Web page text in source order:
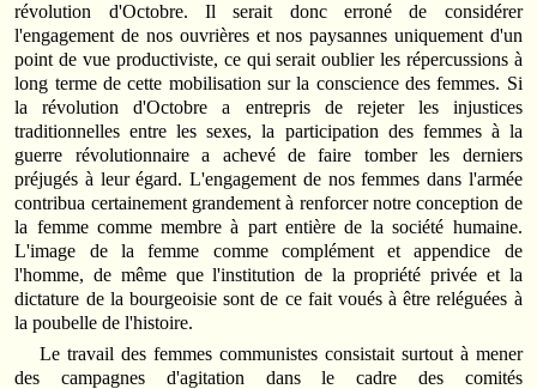
révolution d'Octobre. Il serait donc erroné de considérer
l'engagement de nos ouvrières et nos paysannes uniquement d'un
point de vue productiviste, ce qui serait oublier les répercussions à
long terme de cette mobilisation sur la conscience des femmes. Si
la révolution d'Octobre a entrepris de rejeter les injustices
traditionnelles entre les sexes, la participation des femmes à la
guerre révolutionnaire a achevé de faire tomber les derniers
préjugés à leur égard. L'engagement de nos femmes dans l'armée
contribua certainement grandement à renforcer notre conception de
la femme comme membre à part entière de la société humaine.
L'image de la femme comme complément et appendice de
l'homme, de même que l'institution de la propriété privée et la
dictature de la bourgeoisie sont de ce fait voués à être reléguées à
la poubelle de l'histoire.
Le travail des femmes communistes consistait surtout à mener
des campagnes d'agitation dans le cadre des comités